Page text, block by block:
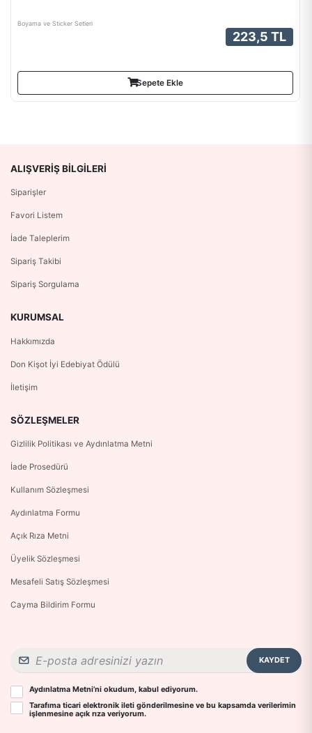
Boyama ve Sticker Setleri
223,5 TL
Sepete Ekle
ALIŞVERIŞ BILGILERI
Siparişler
Favori Listem
İade Taleplerim
Sipariş Takibi
Sipariş Sorgulama
KURUMSAL
Hakkımızda
Don Kişot İyi Edebiyat Ödülü
İletişim
SÖZLEŞMELER
Gizlilik Politikası ve Aydınlatma Metni
İade Prosedürü
Kullanım Sözleşmesi
Aydınlatma Formu
Açık Rıza Metni
Üyelik Sözleşmesi
Mesafeli Satış Sözleşmesi
Cayma Bildirim Formu
KAYDET
Aydınlatma Metni’ni okudum, kabul ediyorum.
Tarafıma ticari elektronik ileti gönderilmesine ve bu kapsamda verilerimin
işlenmesine açık rıza veriyorum.